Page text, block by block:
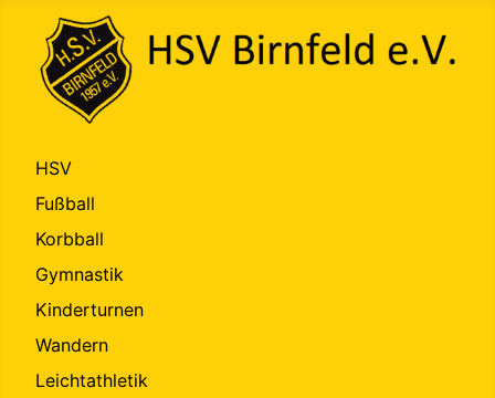
HSV
Fußball
Korbball
Gymnastik
Kinderturnen
Wandern
Leichtathletik